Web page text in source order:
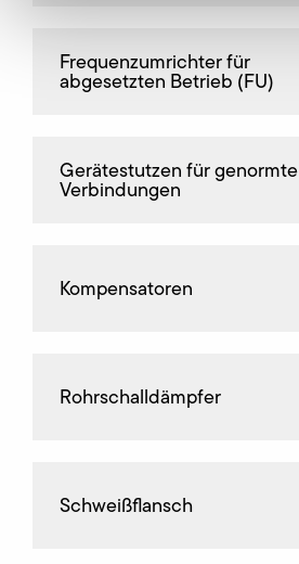
Frequenz­umrichter für
abgesetzten Betrieb (FU)
Gerätestutzen für genormte
Verbindungen
Kompensatoren
Rohrschalldämpfer
Schweißflansch